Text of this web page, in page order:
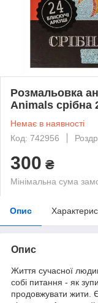
Розмальовка
Animals срібна
Немає в наявності
Код: 742956
300 ₴
Мінімальна сума
Опис
Опис
Життя сучасної
собі питання - як
продовжувати жити.